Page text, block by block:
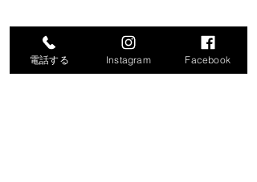
電話する Instagram Facebook